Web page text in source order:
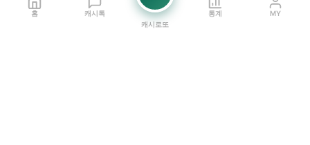
홈 캐시톡
캐시로또
통계 MY